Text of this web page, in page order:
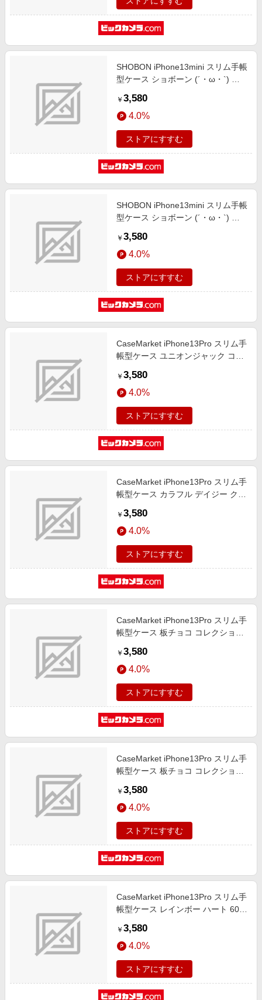
SHOBON iPhone13mini スリム手帳
型ケース ショボーン (´・ω・`) ク
BSB2S2611-78
￥ 3,580
4.0%
ストアにすすむ
SHOBON iPhone13mini スリム手帳
型ケース ショボーン (´・ω・`) ク
iPhone13mini-BSB2S2609-78
￥ 3,580
4.0%
ストアにすすむ
CaseMarket iPhone13Pro スリム手
帳型ケース ユニオンジャック コレ
ー iPhone13Pro-BCM2S2307-78
￥ 3,580
4.0%
ストアにすすむ
CaseMarket iPhone13Pro スリム手
帳型ケース カラフル デイジー クラ
78
￥ 3,580
4.0%
ストアにすすむ
CaseMarket iPhone13Pro スリム手
帳型ケース 板チョコ コレクション
iPhone13Pro-BCM2S2266-78
￥ 3,580
4.0%
ストアにすすむ
CaseMarket iPhone13Pro スリム手
帳型ケース 板チョコ コレクション
iPhone13Pro-BCM2S2265-78
￥ 3,580
4.0%
ストアにすすむ
CaseMarket iPhone13Pro スリム手
帳型ケース レインボー ハート 60S
BCM2S2240-78
￥ 3,580
4.0%
ストアにすすむ